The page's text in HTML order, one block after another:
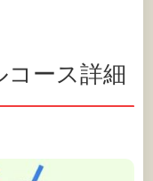
コース詳細